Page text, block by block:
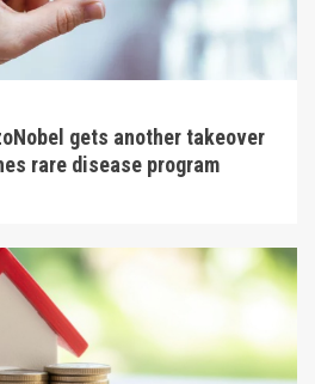
gets another takeover
rare disease program